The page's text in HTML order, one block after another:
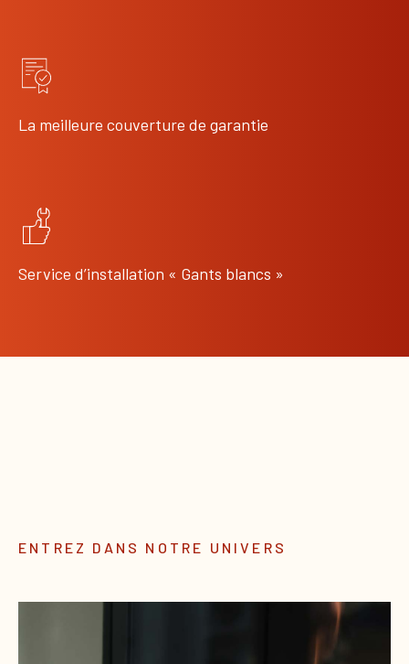
La meilleure couverture de garantie
Service d’installation « Gants blancs »
ENTREZ DANS NOTRE UNIVERS